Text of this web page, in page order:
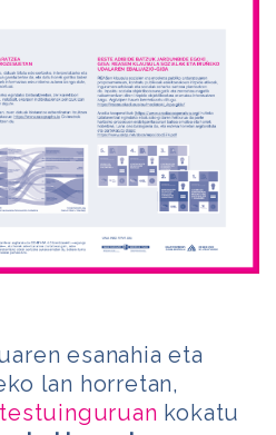
esanahia eta
lan horretan,
testuinguruan kokatu